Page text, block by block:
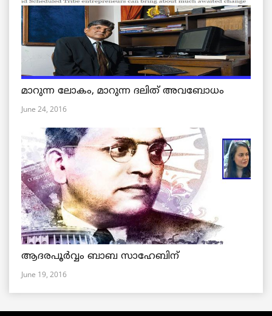
മാറുന്ന ലോകം, മാറുന്ന ദലിത് അവബോധം
June 24, 2016
ആദരപൂര്‍വ്വം ബാബ സാഹേബിന്
June 19, 2016